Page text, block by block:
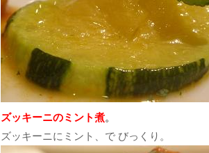
ズッキーニのミント煮。
ズッキーニにミント、で びっくり。